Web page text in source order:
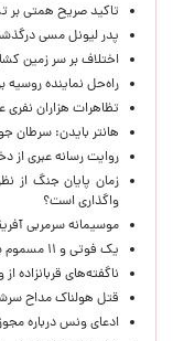
تاکید صریح همتی بر
پدر لیونل مسی
اختلاف بر سر زمین
راه‌حل نماینده روسیه
تظاهرات هزاران
هانتر بایدن: سرطان
روایت رسانه عبری از
زمان پایان جنگ از
واگذاری است؟
موسیمانه سرمربی
یک فوتی و ۱۱ مسموم بر اثر مصرف مشروبات الکلی در نیشابور
ناگفته‌های قربانزاده از واگذاری ۱۲ درصد
قتل هولناک مداح
ادعای ونس درباره